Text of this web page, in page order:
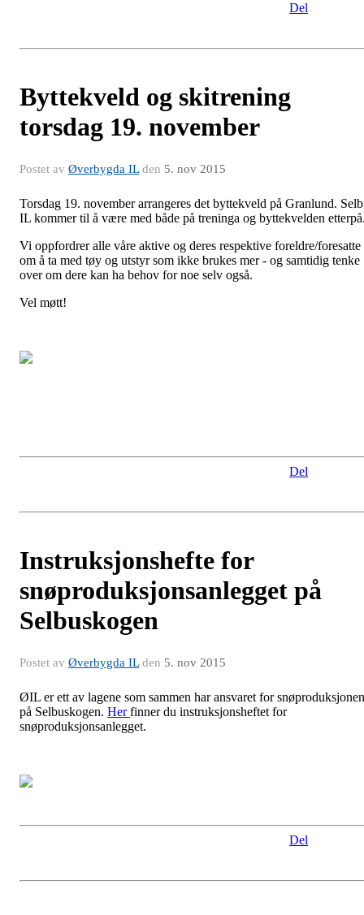
Del
Byttekveld og skitrening
torsdag 19. november
Postet av Øverbygda ILden 5. nov 2015
Torsdag 19. november arrangeres det byttekveld på Granlund.
IL kommer til å være med både på treninga og byttekvelden
Vi oppfordrer alle våre aktive og deres respektive foreldre/foresatte
om å ta med tøy og utstyr som ikke brukes mer - og samtidig tenke
over om dere kan ha behov for noe selv også.
Vel møtt!
Del
Instruksjonshefte for
snøproduksjonsanlegget på
Selbuskogen
Postet av Øverbygda ILden 5. nov 2015
ØIL er ett av lagene som sammen har ansvaret for snøproduksjonen
på Selbuskogen. Herfinner du instruksjonsheftet for
snøproduksjonsanlegget.
Del